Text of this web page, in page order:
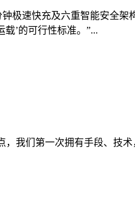
极速快充及六重智能安全
’的可行性标准。”...
，我们第一次拥有手段、